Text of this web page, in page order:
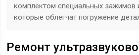
комплектом специальных зажимов
которые облегчат погружение
Ремонт